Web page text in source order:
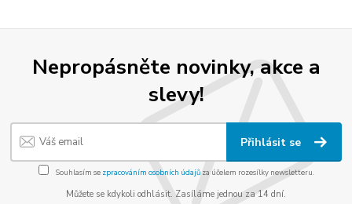
Nepropásněte novinky, akce a
slevy!
Přihlásit se
Souhlasím se zpracováním osobních údajůza účelem rozesílky newsletteru.
Můžete se kdykoli odhlásit. Zasíláme jednou za 14 dní.